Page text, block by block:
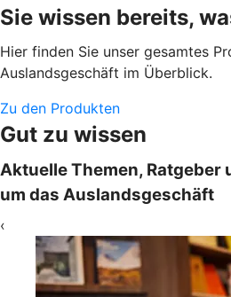
Sie wissen bereits,
Hier finden Sie unser gesamtes
Auslandsgeschäft im Überblick.
Zu den Produkten
Gut zu wissen
Aktuelle Themen, Ratgeber
um das Auslandsgeschäft
‹